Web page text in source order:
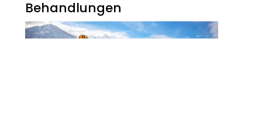
Noch Erfolg? 5
Strategien Für
Kosmetikerinnen Im
Behandlungen